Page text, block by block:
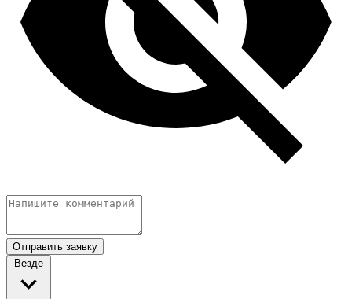
Отправить заявку
Везде